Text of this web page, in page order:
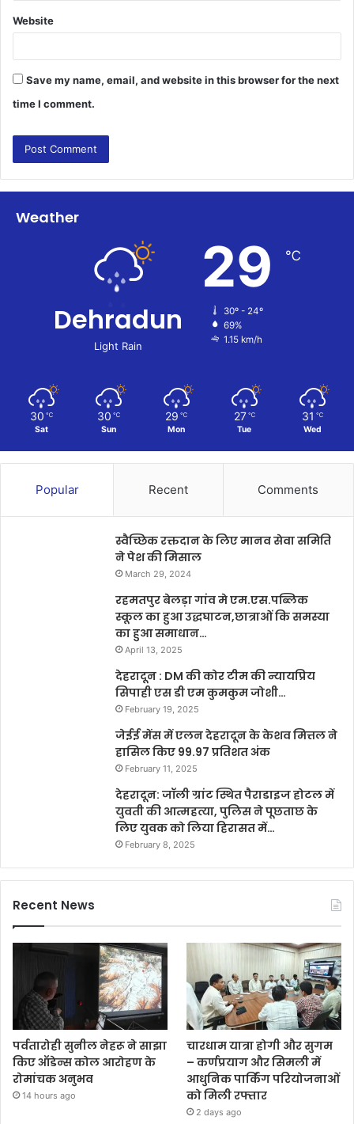
Website
Save my name, email, and website in this browser for the next
time I comment.
Weather
Dehradun
Light Rain
29 ℃
30º - 24º
69%
1.15 km/h
30 ℃
Sat
30 ℃
Sun
29 ℃
Mon
27 ℃
Tue
31 ℃
Wed
Popular Recent Comments
स्वैच्छिक रक्तदान के लिए मानव सेवा समिति
ने पेश की मिसाल
March 29, 2024
रहमतपुर बेलड़ा गांव मे एम.एस.पब्लिक
स्कूल का हुआ उद्धघाटन,छात्राओं कि समस्या
का हुआ समाधान…
April 13, 2025
देहरादून : DM की कोर टीम की न्यायप्रिय
सिपाही एस डी एम कुमकुम जोशी…
February 19, 2025
जेईई मेंस में एलन देहरादून के केशव मित्तल ने
हासिल किए 99.97 प्रतिशत अंक
February 11, 2025
देहरादून: जॉली ग्रांट स्थित पैराडाइज होटल में
युवती की आत्महत्या, पुलिस ने पूछताछ के
लिए युवक को लिया हिरासत में…
February 8, 2025
Recent News
पर्वतारोही सुनील नेहरू ने साझा
किए ऑडेन्स कोल आरोहण के
रोमांचक अनुभव
14 hours ago
चारधाम यात्रा होगी और सुगम
– कर्णप्रयाग और सिमली में
आधुनिक पार्किंग परियोजनाओं
को मिली रफ्तार
2 days ago